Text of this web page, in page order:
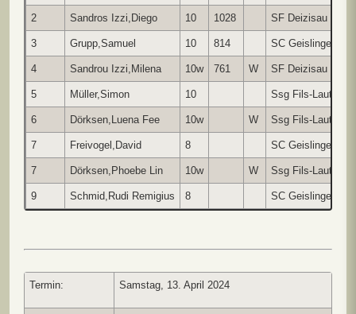
2 Sandros Izzi,Diego 10 1028 SF Deizisau
3 Grupp,Samuel 10 814 SC Geislingen
4 Sandrou Izzi,Milena 10w 761 W SF Deizisau
5 Müller,Simon 10 Ssg Fils-Lauter
6 Dörksen,Luena Fee 10w W Ssg Fils-Lauter
7 Freivogel,David 8 SC Geislingen
7 Dörksen,Phoebe Lin 10w W Ssg Fils-Lauter
9 Schmid,Rudi Remigius 8 SC Geislingen
Termin: Samstag, 13. April 2024